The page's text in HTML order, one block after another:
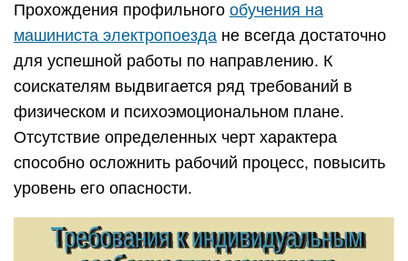
Прохождения профильного обучения на
машиниста электропоезда не всегда достаточно
для успешной работы по направлению. К
соискателям выдвигается ряд требований в
физическом и психоэмоциональном плане.
Отсутствие определенных черт характера
способно осложнить рабочий процесс, повысить
уровень его опасности.